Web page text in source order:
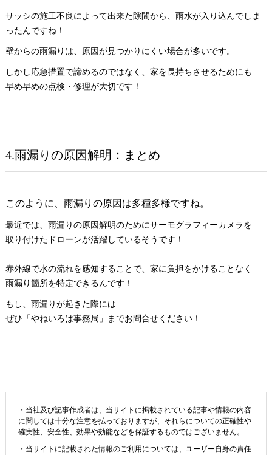
サッシの施工不良によって出来た隙間から、雨水が入り込んでしま
ったんですね！
壁からの雨漏りは、原因が見つかりにくい場合が多いです。
しかし応急措置で諦めるのではなく、家を長持ちさせるためにも
早め早めの点検・修理が大切です！
4.雨漏りの原因解明：まとめ
このように、雨漏りの原因は多種多様ですね。
最近では、雨漏りの原因解明のためにサーモグラフィーカメラを
取り付けたドローンが活躍しているそうです！
赤外線で水の流れを感知することで、家に負担をかけることなく
雨漏り箇所を特定できるんです！
もし、雨漏りが起きた際には
ぜひ「やねいろは事務局」までお問合せください！
・当社及び記事作成者は、当サイトに掲載されている記事や情報の内容
に関しては十分な注意を払っておりますが、それらについての正確性や
確実性、安全性、効果や効能などを保証するものではございません。
・当サイトに記載された情報のご利用については、ユーザー自身の責任